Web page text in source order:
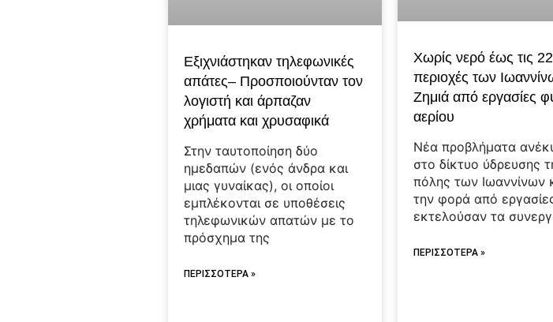
Εξιχνιάστηκαν τηλεφωνικές
απάτες– Προσποιούνταν τον
λογιστή και άρπαζαν
χρήματα και χρυσαφικά
Στην ταυτοποίηση δύο
ημεδαπών (ενός άνδρα και
μιας γυναίκας), οι οποίοι
εμπλέκονται σε υποθέσεις
τηλεφωνικών απατών με το
πρόσχημα της
ΠΕΡΙΣΣΟΤΕΡΑ »
Χωρίς νερό έως τις
περιοχές των
Ζημιά από εργασίες
αερίου
Νέα προβλήματα
στο δίκτυο ύδρευσης
πόλης των Ιωαννίνων
την φορά από
εκτελούσαν τα
ΠΕΡΙΣΣΟΤΕΡΑ »